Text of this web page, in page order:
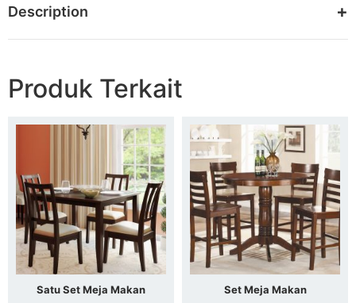
Description
Produk Terkait
Satu Set Meja Makan Set Meja Makan